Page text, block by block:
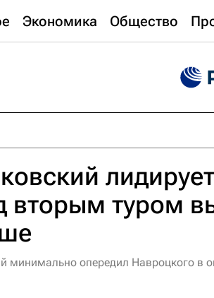
Экономика Общество
вторым туром
минимально опередил Навроцкого в